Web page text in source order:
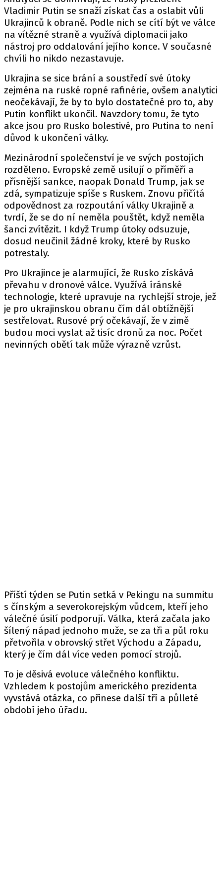
Vladimir Putin se snaží získat čas a oslabit vůli
Ukrajinců k obraně. Podle nich se cítí být ve válce
na vítězné straně a využívá diplomacii jako
nástroj pro oddalování jejího konce. V současné
chvíli ho nikdo nezastavuje.
Ukrajina se sice brání a soustředí své útoky
zejména na ruské ropné rafinérie, ovšem analytici
neočekávají, že by to bylo dostatečné pro to, aby
Putin konflikt ukončil. Navzdory tomu, že tyto
akce jsou pro Rusko bolestivé, pro Putina to není
důvod k ukončení války.
Mezinárodní společenství je ve svých postojích
rozděleno. Evropské země usilují o příměří a
přísnější sankce, naopak Donald Trump, jak se
zdá, sympatizuje spíše s Ruskem. Znovu přičítá
odpovědnost za rozpoutání války Ukrajině a
tvrdí, že se do ní neměla pouštět, když neměla
šanci zvítězit. I když Trump útoky odsuzuje,
dosud neučinil žádné kroky, které by Rusko
potrestaly.
Pro Ukrajince je alarmující, že Rusko získává
převahu v dronové válce. Využívá íránské
technologie, které upravuje na rychlejší stroje, jež
je pro ukrajinskou obranu čím dál obtížnější
sestřelovat. Rusové prý očekávají, že v zimě
budou moci vyslat až tisíc dronů za noc. Počet
nevinných obětí tak může výrazně vzrůst.
Příští týden se Putin setká v Pekingu na summitu
s čínským a severokorejským vůdcem, kteří jeho
válečné úsilí podporují. Válka, která začala jako
šílený nápad jednoho muže, se za tři a půl roku
přetvořila v obrovský střet Východu a Západu,
který je čím dál více veden pomocí strojů.
To je děsivá evoluce válečného konfliktu.
Vzhledem k postojům amerického prezidenta
vyvstává otázka, co přinese další tří a půlleté
období jeho úřadu.